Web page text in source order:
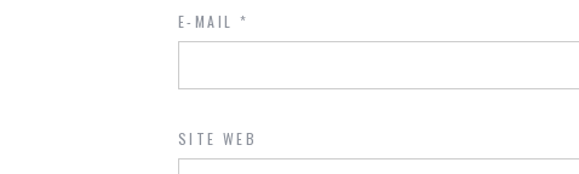
E-MAIL *
SITE WEB